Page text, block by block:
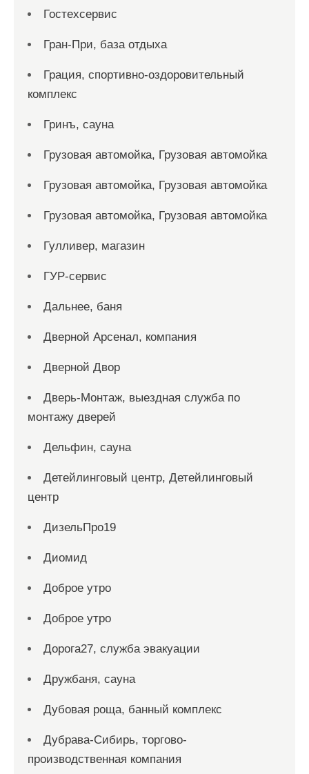
Гостехсервис
Гран-При, база отдыха
Грация, спортивно-оздоровительный
комплекс
Гринъ, сауна
Грузовая автомойка, Грузовая автомойка
Грузовая автомойка, Грузовая автомойка
Грузовая автомойка, Грузовая автомойка
Гулливер, магазин
ГУР-сервис
Дальнее, баня
Дверной Арсенал, компания
Дверной Двор
Дверь-Монтаж, выездная служба по
монтажу дверей
Дельфин, сауна
Детейлинговый центр, Детейлинговый
центр
ДизельПро19
Диомид
Доброе утро
Доброе утро
Дорога27, служба эвакуации
Дружбаня, сауна
Дубовая роща, банный комплекс
Дубрава-Сибирь, торгово-
производственная компания